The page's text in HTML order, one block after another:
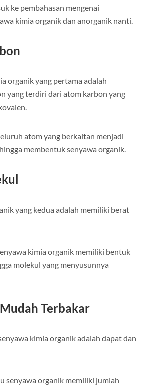
ke pembahasan mengenai
kimia organik dan anorganik nanti.
organik yang pertama adalah
yang terdiri dari atom karbon yang
atom yang berkaitan menjadi
membentuk senyawa organik.
yang kedua adalah memiliki berat
kimia organik memiliki bentuk
molekul yang menyusunnya
Terbakar
kimia organik adalah dapat dan
senyawa organik memiliki jumlah